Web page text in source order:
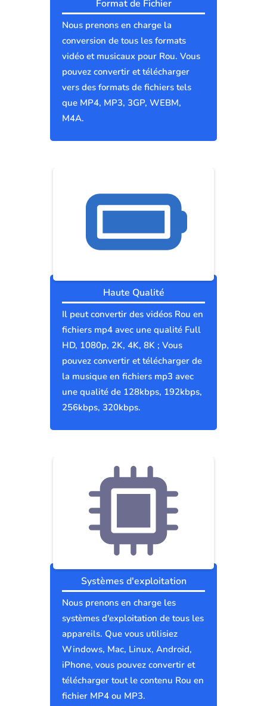
Format de Fichier
Nous prenons en charge la
conversion de tous les formats
vidéo et musicaux pour Rou. Vous
pouvez convertir et télécharger
vers des formats de fichiers tels
que MP4, MP3, 3GP, WEBM,
M4A.
Haute Qualité
Il peut convertir des vidéos Rou en
fichiers mp4 avec une qualité Full
HD, 1080p, 2K, 4K, 8K ; Vous
pouvez convertir et télécharger de
la musique en fichiers mp3 avec
une qualité de 128kbps, 192kbps,
256kbps, 320kbps.
Systèmes d'exploitation
Nous prenons en charge les
systèmes d'exploitation de tous les
appareils. Que vous utilisiez
Windows, Mac, Linux, Android,
iPhone, vous pouvez convertir et
télécharger tout le contenu Rou en
fichier MP4 ou MP3.